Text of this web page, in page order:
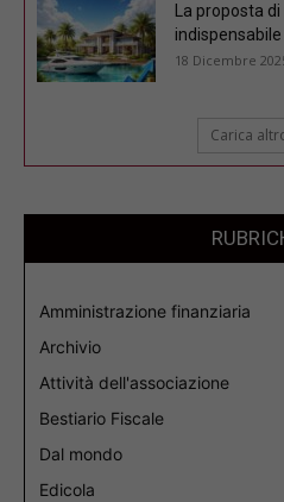
La proposta
18 Dicembre
Carica
Amministrazione finanziaria
Archivio
Attività dell'associazione
Bestiario Fiscale
Dal mondo
Edicola